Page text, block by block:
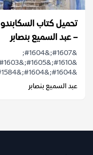
تحميل كتاب السكابندو
– عبد السميع بنصابر
&#1607;&#1604;
&#1604;&#1604;&#1584;&#1575;&#1603;&...
عبد السميع بنصابر